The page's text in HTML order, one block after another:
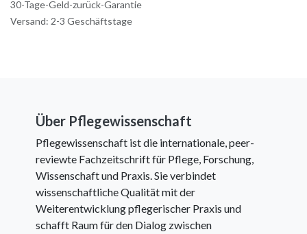
30-Tage-Geld-zurück-Garantie
Versand: 2-3 Geschäftstage
Über Pflegewissenschaft
Pflegewissenschaft ist die internationale, peer-
reviewte Fachzeitschrift für Pflege, Forschung,
Wissenschaft und Praxis. Sie verbindet
wissenschaftliche Qualität mit der
Weiterentwicklung pflegerischer Praxis und
schafft Raum für den Dialog zwischen